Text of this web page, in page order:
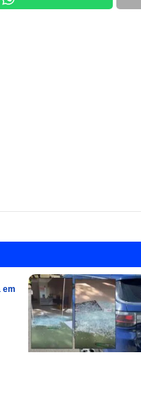
em